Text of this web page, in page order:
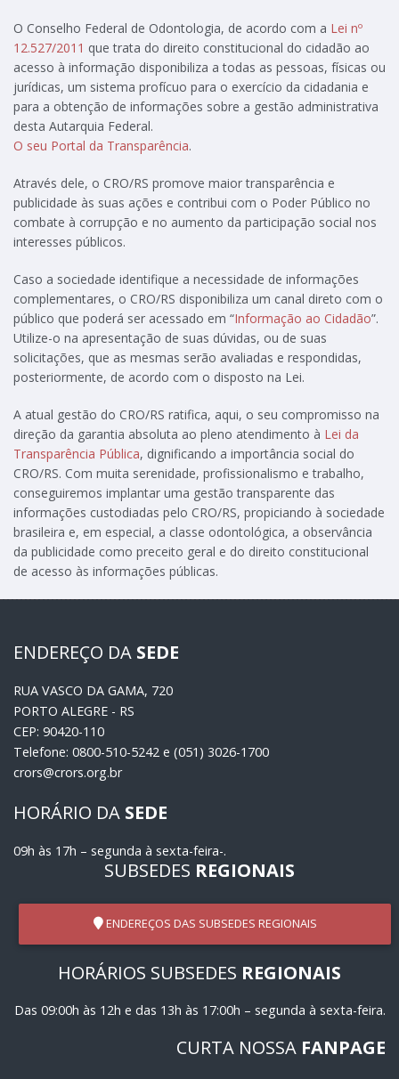
O Conselho Federal de Odontologia, de acordo com a Lei nº
12.527/2011 que trata do direito constitucional do cidadão ao
acesso à informação disponibiliza a todas as pessoas, físicas ou
jurídicas, um sistema profícuo para o exercício da cidadania e
para a obtenção de informações sobre a gestão administrativa
desta Autarquia Federal.
O seu Portal da Transparência.
Através dele, o CRO/RS promove maior transparência e
publicidade às suas ações e contribui com o Poder Público no
combate à corrupção e no aumento da participação social nos
interesses públicos.
Caso a sociedade identifique a necessidade de informações
complementares, o CRO/RS disponibiliza um canal direto com o
público que poderá ser acessado em “Informação ao Cidadão”.
Utilize-o na apresentação de suas dúvidas, ou de suas
solicitações, que as mesmas serão avaliadas e respondidas,
posteriormente, de acordo com o disposto na Lei.
A atual gestão do CRO/RS ratifica, aqui, o seu compromisso na
direção da garantia absoluta ao pleno atendimento à Lei da
Transparência Pública, dignificando a importância social do
CRO/RS. Com muita serenidade, profissionalismo e trabalho,
conseguiremos implantar uma gestão transparente das
informações custodiadas pelo CRO/RS, propiciando à sociedade
brasileira e, em especial, a classe odontológica, a observância
da publicidade como preceito geral e do direito constitucional
de acesso às informações públicas.
ENDEREÇO DA SEDE
RUA VASCO DA GAMA, 720
PORTO ALEGRE - RS
CEP: 90420-110
Telefone: 0800-510-5242 e (051) 3026-1700
crors@crors.org.br
HORÁRIO DA SEDE
09h às 17h – segunda à sexta-feira-.
SUBSEDES REGIONAIS
ENDEREÇOS DAS SUBSEDES REGIONAIS
HORÁRIOS SUBSEDES REGIONAIS
Das 09:00h às 12h e das 13h às 17:00h – segunda à sexta-feira.
CURTA NOSSA FANPAGE